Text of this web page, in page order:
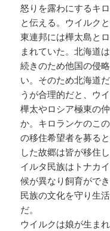
怒りを露わにするキ
と伝える。ウイルク
東連邦には樺太島と
まれていた。北海道
続きのため他国の侵
い。そのため北海道
うが合理的だと、ウ
樺太やロシア極東の
か。キロランケのこ
の移住希望者を募る
した故郷は皆が移住
イルタ民族はトナカ
候が異なり飼育がで
民族の文化を守り生
だ。
ウイルクは娘が生ま